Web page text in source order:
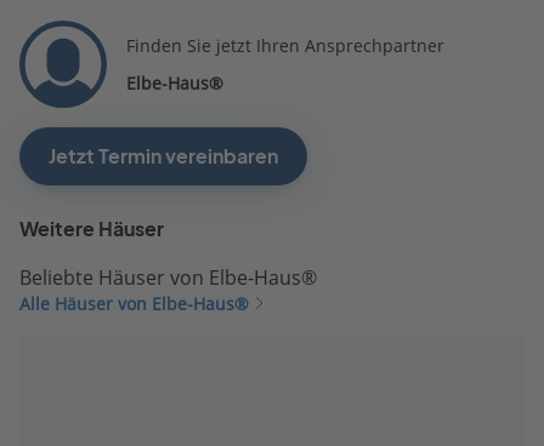
Finden Sie jetzt Ihren Ansprechpartner
Elbe-Haus®
Jetzt Termin vereinbaren
Weitere Häuser
Beliebte Häuser von Elbe-Haus®
Alle Häuser von Elbe-Haus®